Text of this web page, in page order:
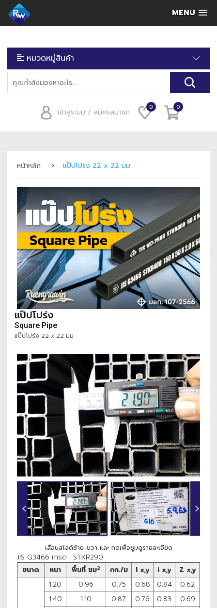
MENU
หมวดหมู่สินค้า
เข้าสู่ระบบ / สมัครสมาชิก
0 0
หน้าหลัก แป๊ปโปร่ง 22 x 22 มม
แป๊ปโปร่ง
Square Pipe
แป๊ปโปร่ง 22 x 22 มม
‹ ›
เลื่อนสไลด์ซ้าย-ขวา และ กดเพื่อซูมดูรายละเอียด
JIS G3466 เกรด : STKR290
ขนาด
หนา พื้นที่ ซม2 กก./ม I x,y i x,y Z x,y
1.20 0.96 0.75 0.68 0.84
0.62
1.40
1.10 0.87 0.76 0.83
0.69